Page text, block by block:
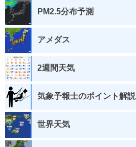
PM2.5分布予測
アメダス
2週間天気
気象予報士のポイント解説
世界天気